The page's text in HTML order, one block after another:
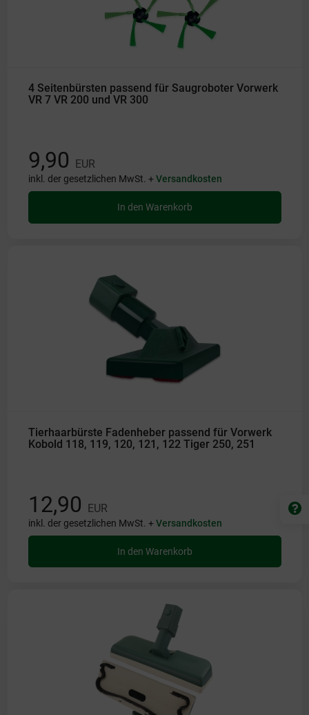
4 Seitenbürsten passend für Saugroboter Vorwerk
VR 7 VR 200 und VR 300
9,90 EUR
inkl. der gesetzlichen MwSt. +Versandkosten
In den Warenkorb
Tierhaarbürste Fadenheber passend für Vorwerk
Kobold 118, 119, 120, 121, 122 Tiger 250, 251
12,90 EUR
inkl. der gesetzlichen MwSt. +Versandkosten
In den Warenkorb